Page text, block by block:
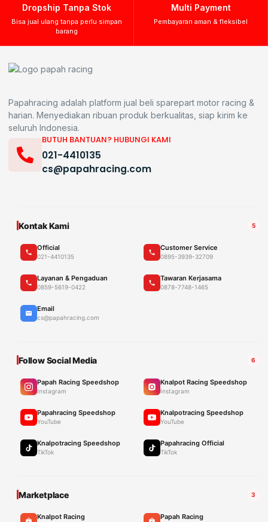
Dropship Tanpa Stok
Bisa jual ulang tanpa perlu simpan
barang
Multi Payment
Pembayaran aman & fleksibel
Papahracing adalah platform jual beli sparepart motor racing &
harian. Menyediakan ribuan produk berkualitas, siap kirim ke
seluruh Indonesia.
BUTUH BANTUAN? HUBUNGI KAMI
021-4410135
cs@papahracing.com
Kontak Kami 5
Official
021-4410135
Customer Service
0895-3939-32709
Layanan & Pengaduan
0859-5619-0422
Tawaran Kerjasama
0878-7748-1465
Email
cs@papahracing.com
Follow Social Media 6
Papah Racing Speedshop
Instagram
Knalpot Racing Speedshop
Instagram
Papahracing Speedshop
YouTube
Knalpotracing Speedshop
YouTube
Knalpotracing Speedshop
TikTok
Papahracing Official
TikTok
Marketplace 3
Knalpot Racing Papah Racing